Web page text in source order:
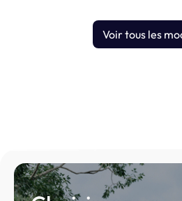
Voir tous les